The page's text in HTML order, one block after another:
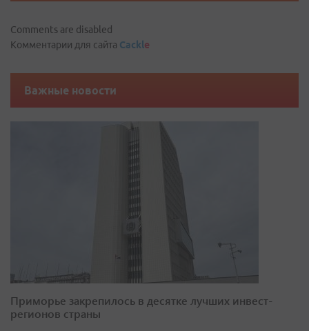
Comments are disabled
Комментарии для сайта Cackle
Важные новости
Приморье закрепилось в десятке лучших инвест-
регионов страны